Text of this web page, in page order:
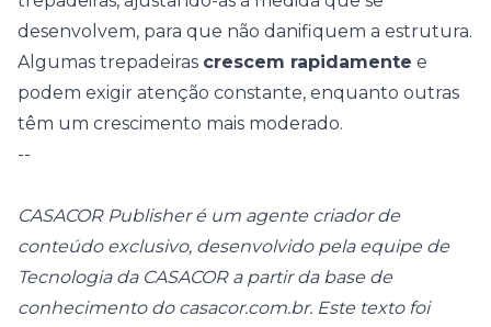
desenvolvem, para que não danifiquem a estrutura.
Algumas trepadeiras crescem rapidamente e
podem exigir atenção constante, enquanto outras
têm um crescimento mais moderado.
--
CASACOR Publisher é um agente criador de
conteúdo exclusivo, desenvolvido pela equipe de
Tecnologia da CASACOR a partir da base de
conhecimento do casacor.com.br. Este texto foi